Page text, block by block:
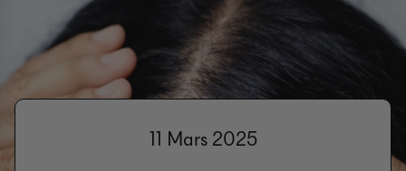
11 Mars 2025